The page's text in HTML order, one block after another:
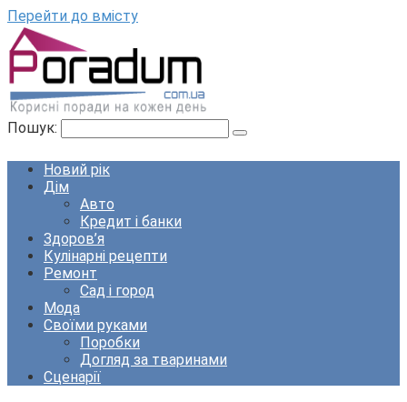
Перейти до вмісту
Пошук:
Новий рік
Дім
Авто
Кредит і банки
Здоров’я
Кулінарні рецепти
Ремонт
Сад і город
Мода
Своїми руками
Поробки
Догляд за тваринами
Сценарії